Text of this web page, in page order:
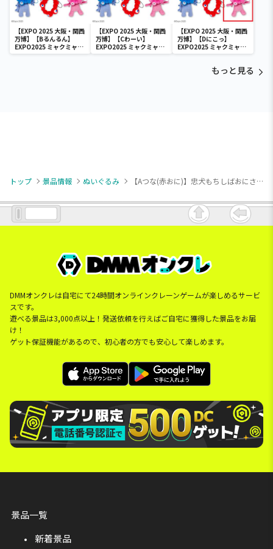
【EXPO 2025 大阪・関西
万博】【Bるんるん】
EXPO2025 ミャクミャク
カラフルゴム紐付きぬい
【EXPO 2025 大阪・関西
万博】【Cわーい】
EXPO2025 ミャクミャク
カラフルゴム紐付きぬい
【EXPO 2025 大阪・関西
万博】【Dにこっ】
EXPO2025 ミャクミャク
カラフルゴム紐付きぬい
もっと見る
トップ 景品情報 ぬいぐるみ 【Aつな(赤おに)】忠犬もちしばおにさん なりきりBIGぬいぐるみ
DMMオンクレは自宅にて24時間オンラインクレーンゲームが楽しめるサービ
スです。
遊べる景品は3,000点以上！発送依頼を行えばご自宅に獲得した景品をお届
け！
ゲット保証機能があるので、初心者の方でも安心して楽しめます。
景品一覧
新着景品